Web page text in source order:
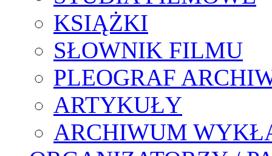
KSIĄŻKI
SŁOWNIK FILMU
PLEOGRAF
ARTYKUŁY
ARCHIWUM